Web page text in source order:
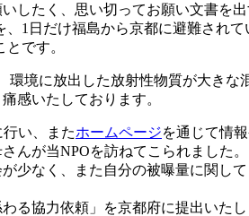
したく、思い切ってお願い文書を
1日だけ福島から京都に避難され
です。
環境に放出した放射性物質が大き
感いたしております。
い、またホームページを通じて情
んが当NPOを訪ねてこられました
少なく、また自分の被曝量に関し
る協力依頼」を京都府に提出いた